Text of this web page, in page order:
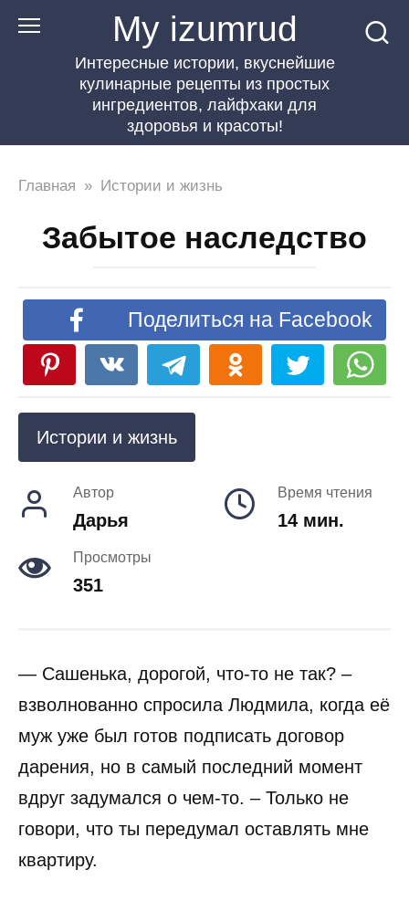
Перейти
My izumrud
Интересные истории, вкуснейшие
кулинарные рецепты из простых
ингредиентов, лайфхаки для
здоровья и красоты!
Главная » Истории и жизнь
Забытое наследство
Поделиться на Facebook
Истории и жизнь
Автор
Дарья
Время чтения
14 мин.
Просмотры
351
— Сашенька, дорогой, что-то не так? –
взволнованно спросила Людмила, когда её
муж уже был готов подписать договор
дарения, но в самый последний момент
вдруг задумался о чем-то. – Только не
говори, что ты передумал оставлять мне
квартиру.